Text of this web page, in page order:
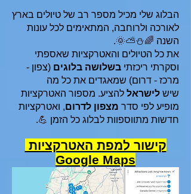
הבלוג שלי מכיל מספר רב של טיולים בארץ
לאורכה ולרוחבה, המתאימים לכל עונות
השנה 🌈⛄⛅🌞.
את כל הטיולים והאטרקציות שאספתי
וסקרתי ריכזתי בשלושה בלוגים (צפון -
מרכז - דרום) שמאגדים את כל מה
שיש לישראל להציע. מספור האטרקציות
מופיע לפי סדר מצפון לדרום, ואטרקציות
חדשות מתווספוות לבלוג כל הזמן 💪.
קישור למפת האטרקציות
Google Maps